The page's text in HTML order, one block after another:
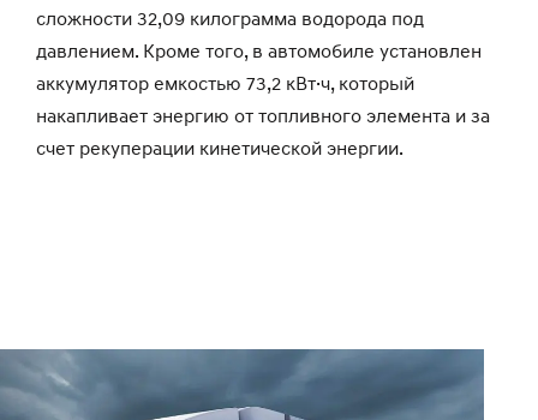
сложности 32,09 килограмма водорода под
давлением. Кроме того, в автомобиле установлен
аккумулятор емкостью 73,2 кВт·ч, который
накапливает энергию от топливного элемента и за
счет рекуперации кинетической энергии.